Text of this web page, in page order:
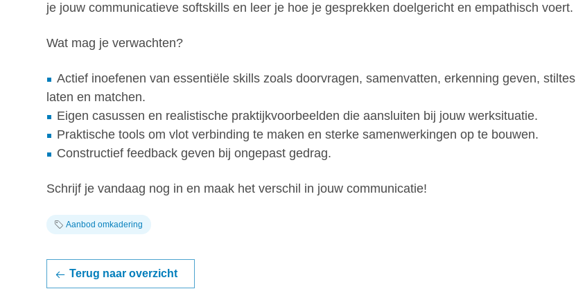
je jouw communicatieve softskills en leer je hoe je gesprekken doelgericht en empathisch voert.
Wat mag je verwachten?
Actief inoefenen van essentiële skills zoals doorvragen, samenvatten, erkenning geven, stiltes
laten en matchen.
Eigen casussen en realistische praktijkvoorbeelden die aansluiten bij jouw werksituatie.
Praktische tools om vlot verbinding te maken en sterke samenwerkingen op te bouwen.
Constructief feedback geven bij ongepast gedrag.
Schrijf je vandaag nog in en maak het verschil in jouw communicatie!
Aanbod omkadering
Terug naar overzicht